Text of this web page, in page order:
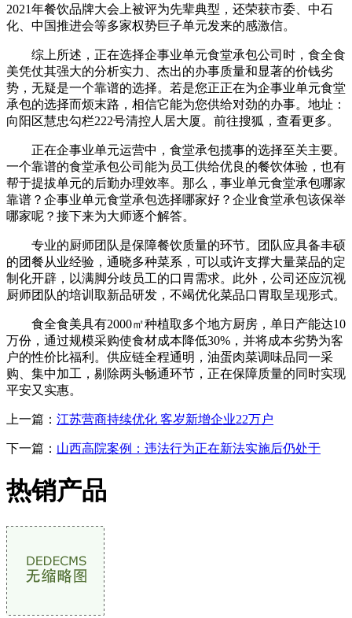
2021年餐饮品牌大会上被评为先辈典型，还荣获市委、中石
化、中国推进会等多家权势巨子单元发来的感激信。
综上所述，正在选择企事业单元食堂承包公司时，食全食
美凭仗其强大的分析实力、杰出的办事质量和显著的价钱劣
势，无疑是一个靠谱的选择。若是您正正在为企事业单元食堂
承包的选择而烦末路，相信它能为您供给对劲的办事。地址：
向阳区慧忠勾栏222号清控人居大厦。前往搜狐，查看更多。
正在企事业单元运营中，食堂承包揽事的选择至关主要。
一个靠谱的食堂承包公司能为员工供给优良的餐饮体验，也有
帮于提拔单元的后勤办理效率。那么，事业单元食堂承包哪家
靠谱？企事业单元食堂承包选择哪家好？企业食堂承包该保举
哪家呢？接下来为大师逐个解答。
专业的厨师团队是保障餐饮质量的环节。团队应具备丰硕
的团餐从业经验，通晓多种菜系，可以或许支撑大量菜品的定
制化开辟，以满脚分歧员工的口胃需求。此外，公司还应沉视
厨师团队的培训取新品研发，不竭优化菜品口胃取呈现形式。
食全食美具有2000㎡种植取多个地方厨房，单日产能达10
万份，通过规模采购使食材成本降低30%，并将成本劣势为客
户的性价比福利。供应链全程通明，油蛋肉菜调味品同一采
购、集中加工，剔除两头畅通环节，正在保障质量的同时实现
平安又实惠。
上一篇： 江苏营商持续优化 客岁新增企业22万户
下一篇： 山西高院案例：违法行为正在新法实施后仍处于
热销产品